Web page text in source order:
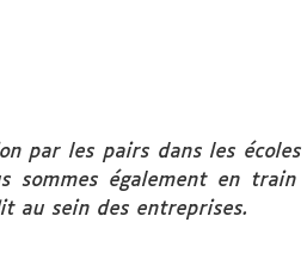
par les pairs dans les
sommes également en
au sein des entreprises.